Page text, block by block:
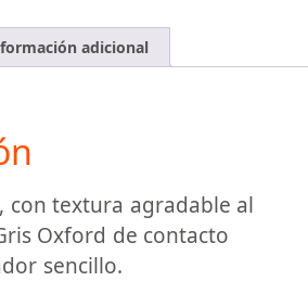
adicional
con textura agradable al
Oxford de contacto
sencillo.